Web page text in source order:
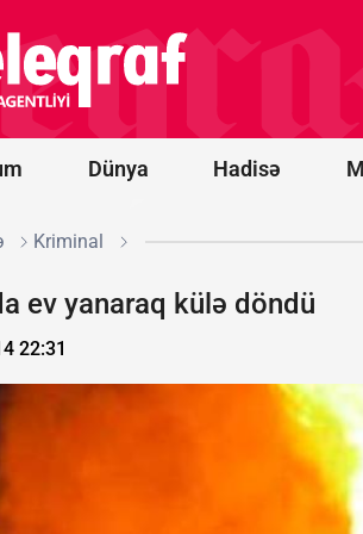
Dünya Hadisə
Kriminal
ev yanaraq külə döndü
22:31